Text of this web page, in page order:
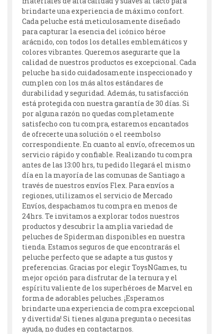
brindarte una experiencia de máximo confort.
Cada peluche está meticulosamente diseñado
para capturar la esencia del icónico héroe
arácnido, con todos los detalles emblemáticos y
colores vibrantes. Queremos asegurarte que la
calidad de nuestros productos es excepcional. Cada
peluche ha sido cuidadosamente inspeccionado y
cumplen con los más altos estándares de
durabilidad y seguridad. Además, tu satisfacción
está protegida con nuestra garantía de 30 días. Si
por alguna razón no quedas completamente
satisfecho con tu compra, estaremos encantados
de ofrecerte una solución o el reembolso
correspondiente. En cuanto al envío, ofrecemos un
servicio rápido y confiable. Realizando tu compra
antes de las 13:00 hrs, tu pedido llegará el mismo
día en la mayoría de las comunas de Santiago a
través de nuestros envíos Flex. Para envíos a
regiones, utilizamos el servicio de Mercado
Envíos, despachamos tu compra en menos de
24hrs. Te invitamos a explorar todos nuestros
productos y descubrir la amplia variedad de
peluches de Spiderman disponibles en nuestra
tienda. Estamos seguros de que encontrarás el
peluche perfecto que se adapte a tus gustos y
preferencias. Gracias por elegir ToysNGames, tu
mejor opción para disfrutar de la ternura y el
espíritu valiente de los superhéroes de Marvel en
forma de adorables peluches. ¡Esperamos
brindarte una experiencia de compra excepcional
y divertida! Si tienes alguna pregunta o necesitas
ayuda, no dudes en contactarnos.